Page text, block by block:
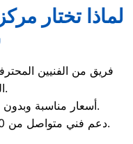
لماذا تختار
فريق من الفنيين
المنزل.
أسعار مناسبة وبدون مبالغة أو خصومات وهمية.
دعم فني متواصل من 9:00 صباحًا حتى 9:00 مساءً.